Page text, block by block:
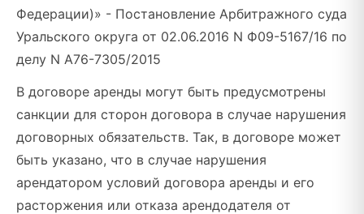
Федерации)» - Постановление Арбитражного суда
Уральского округа от 02.06.2016 N Ф09-5167/16 по
делу N А76-7305/2015
В договоре аренды могут быть предусмотрены
санкции для сторон договора в случае нарушения
договорных обязательств. Так, в договоре может
быть указано, что в случае нарушения
арендатором условий договора аренды и его
расторжения или отказа арендодателя от